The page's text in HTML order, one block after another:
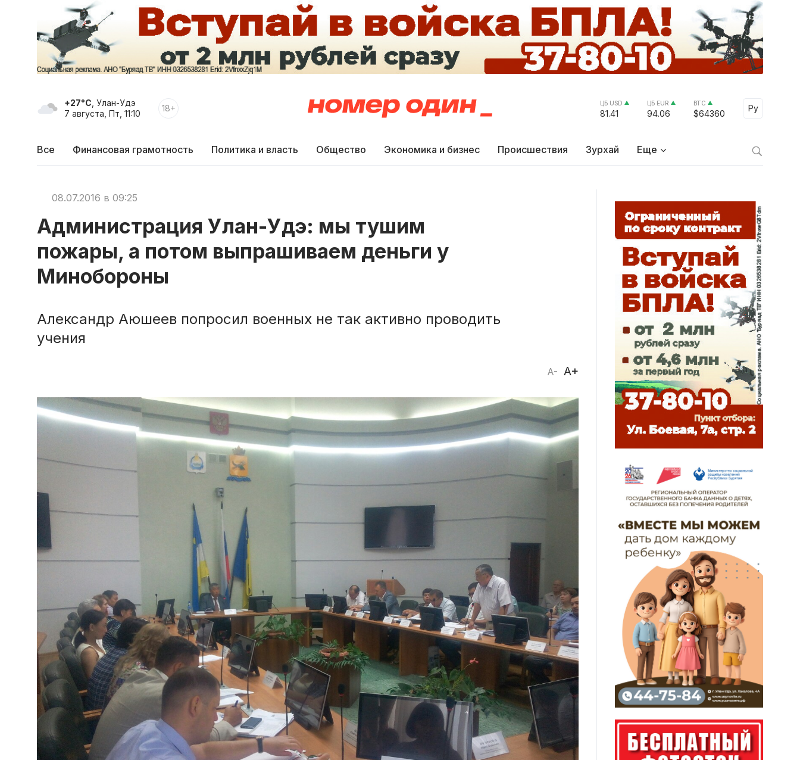
+27°C , Улан-Удэ
7 августа, Пт, 11:10
18+ ЦБ USD
81.41
ЦБ EUR
94.06
BTC
$64360
Ру
Select
Все Финансовая грамотность Политика и власть Общество Экономика и бизнес Происшествия Зурхай Еще
08.07.2016 в 09:25
Администрация Улан-Удэ: мы тушим
пожары, а потом выпрашиваем деньги у
Минобороны
Александр Аюшеев попросил военных не так активно проводить
учения
A- A+